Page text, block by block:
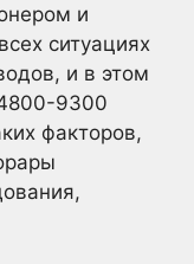
и
ситуациях
и в этом
9300
факторов,